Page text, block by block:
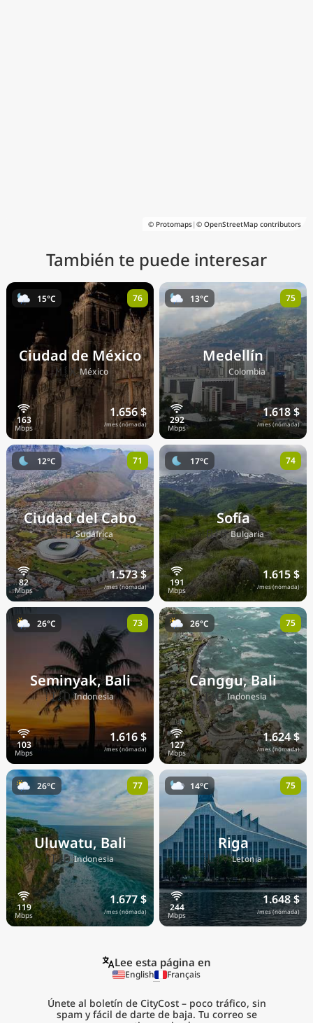
© Protomaps| © OpenStreetMap contributors
También te puede interesar
Ciudad de México
🇲🇽México
1.656 $
/mes (nómada)
15°C 76
Medellín
🇨🇴 Colombia
1.618 $
/mes (nómada)
13°C 75
Ciudad del Cabo
🇿🇦Sudáfrica
1.573 $
/mes (nómada)
12°C 71
Sofía
🇧🇬Bulgaria
1.615 $
/mes (nómada)
17°C 74
Seminyak, Bali
🇮🇩Indonesia
1.616 $
/mes (nómada)
26°C 73
Canggu, Bali
🇮🇩Indonesia
1.624 $
/mes (nómada)
26°C 75
Uluwatu, Bali
🇮🇩Indonesia
1.677 $
/mes (nómada)
26°C 77
Riga
🇱🇻Letonia
1.648 $
/mes (nómada)
14°C 75
Lee esta página en
English Français
Únete al boletín de CityCost – poco tráfico, sin
spam y fácil de darte de baja. Tu correo se